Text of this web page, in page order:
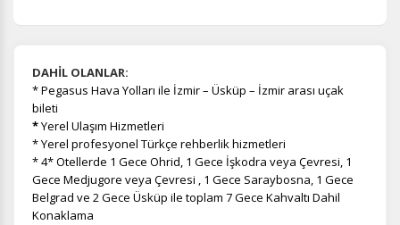
DAHİL OLANLAR:
* Pegasus Hava Yolları ile İzmir – Üsküp – İzmir arası uçak
bileti
*Yerel Ulaşım Hizmetleri
* Yerel profesyonel Türkçe rehberlik hizmetleri
* 4* Otellerde 1 Gece Ohrid, 1 Gece İşkodra veya Çevresi, 1
Gece Medjugore veya Çevresi , 1 Gece Saraybosna, 1 Gece
Belgrad ve 2 Gece Üsküp ile toplam 7 Gece Kahvaltı Dahil
Konaklama